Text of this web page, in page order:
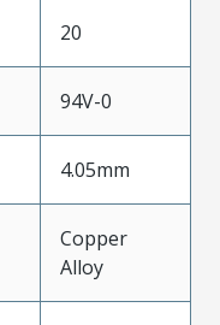
20
94V-0
4.05mm
Copper
Alloy